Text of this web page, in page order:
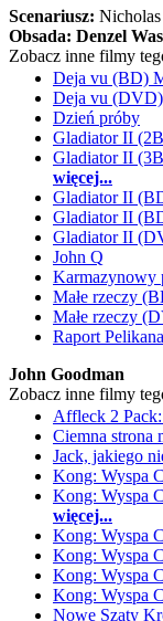
Scenariusz:
Obsada: Denzel
Zobacz inne filmy
Deja vu (BD)
Deja vu
Dzień próby
Gladiator II
Gladiator II
więcej...
Gladiator II
Gladiator II
Gladiator II
John Q
Karmazynowy
Małe rzeczy
Małe rzeczy
Raport Pelikana
John Goodman
Zobacz inne filmy
Affleck 2
Ciemna
Jack, jakiego
Kong: Wyspa
Kong: Wyspa
więcej...
Kong: Wyspa
Kong: Wyspa
Kong: Wyspa
Kong: Wyspa
Nowe Szaty